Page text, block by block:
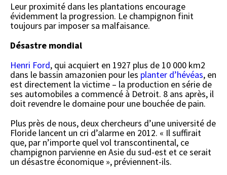
Leur proximité dans les plantations encourage
évidemment la progression. Le champignon finit
toujours par imposer sa malfaisance.
Désastre mondial
Henri Ford, qui acquiert en 1927 plus de 10 000 km2
dans le bassin amazonien pour les planter d’hévéas, en
est directement la victime – la production en série de
ses automobiles a commencé à Detroit. 8 ans après, il
doit revendre le domaine pour une bouchée de pain.
Plus près de nous, deux chercheurs d’une université de
Floride lancent un cri d’alarme en 2012. « Il suffirait
que, par n’importe quel vol transcontinental, ce
champignon parvienne en Asie du sud-est et ce serait
un désastre économique », préviennent-ils.